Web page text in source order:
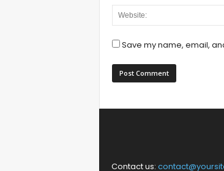
Save my name, email,
Contact us: